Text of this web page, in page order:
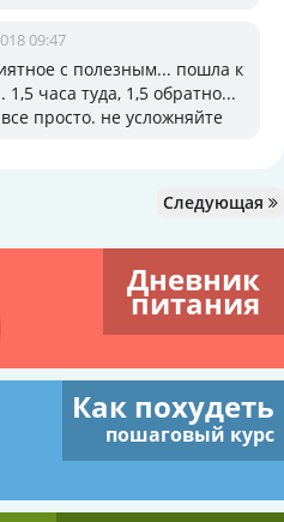
09:47
с полезным... пошла к
1,5 часа туда, 1,5 обратно...
просто. не усложняйте
Следующая
Дневник
питания
Как похудеть
пошаговый курс